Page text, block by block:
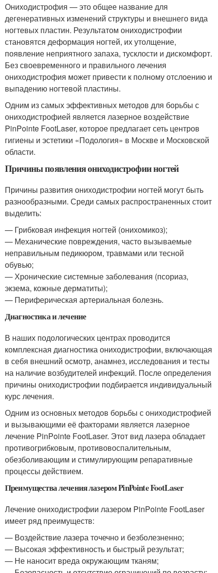
Ониходистрофия — это общее название для
дегенеративных изменений структуры и внешнего вида
ногтевых пластин. Результатом ониходистрофии
становятся деформация ногтей, их утолщение,
появление неприятного запаха, тусклости и дискомфорт.
Без своевременного и правильного лечения
ониходистрофия может привести к полному отслоению и
выпадению ногтевой пластины.
Одним из самых эффективных методов для борьбы с
ониходистрофией является лазерное воздействие
PinPointe FootLaser, которое предлагает сеть центров
гигиены и эстетики «Подология» в Москве и Московской
области.
Причины появления ониходистрофии ногтей
Причины развития ониходистрофии ногтей могут быть
разнообразными. Среди самых распространенных стоит
выделить:
— Грибковая инфекция ногтей (онихомикоз);
— Механические повреждения, часто вызываемые
неправильным педикюром, травмами или тесной
обувью;
— Хронические системные заболевания (псориаз,
экзема, кожные дерматиты);
— Периферическая артериальная болезнь.
Диагностика и лечение
В наших подологических центрах проводится
комплексная диагностика ониходистрофии, включающая
в себя внешний осмотр, анамнез, исследования и тесты
на наличие возбудителей инфекций. После определения
причины ониходистрофии подбирается индивидуальный
курс лечения.
Одним из основных методов борьбы с ониходистрофией
и вызывающими её факторами является лазерное
лечение PinPointe FootLaser. Этот вид лазера обладает
противогрибковым, противовоспалительным,
обезболивающим и стимулирующим репаративные
процессы действием.
Преимущества лечения лазером PinPointe FootLaser
Лечение ониходистрофии лазером PinPointe FootLaser
имеет ряд преимуществ:
— Воздействие лазера точечно и безболезненно;
— Высокая эффективность и быстрый результат;
— Не наносит вреда окружающим тканям;